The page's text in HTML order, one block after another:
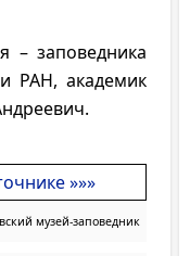
– заповедника
РАН, академик
»»»
музей-заповедник